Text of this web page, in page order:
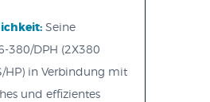
Seine
380/DPH (2X380
HP) in Verbindung mit
und effizientes